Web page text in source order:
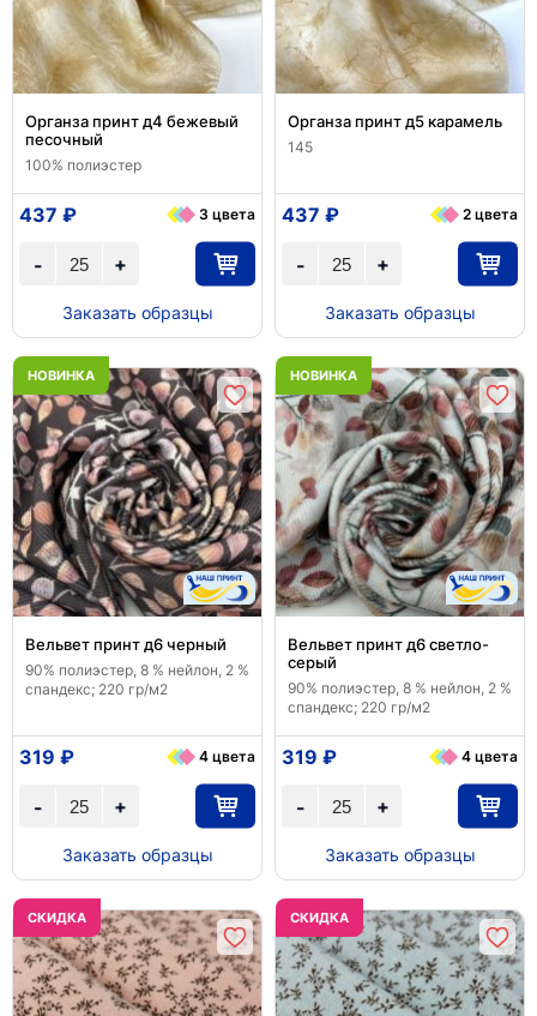
Органза принт д4 бежевый
песочный
100% полиэстер
+
-
437 ₽ 3 цвета
Заказать образцы
Органза принт д5 карамель
145
+
-
437 ₽ 2 цвета
Заказать образцы
НОВИНКА
Вельвет принт д6 черный
90% полиэстер, 8 % нейлон, 2 %
спандекс; 220 гр/м2
+
-
319 ₽ 4 цвета
Заказать образцы
НОВИНКА
Вельвет принт д6 светло-
серый
90% полиэстер, 8 % нейлон, 2 %
спандекс; 220 гр/м2
+
-
319 ₽ 4 цвета
Заказать образцы
CКИДКА CКИДКА